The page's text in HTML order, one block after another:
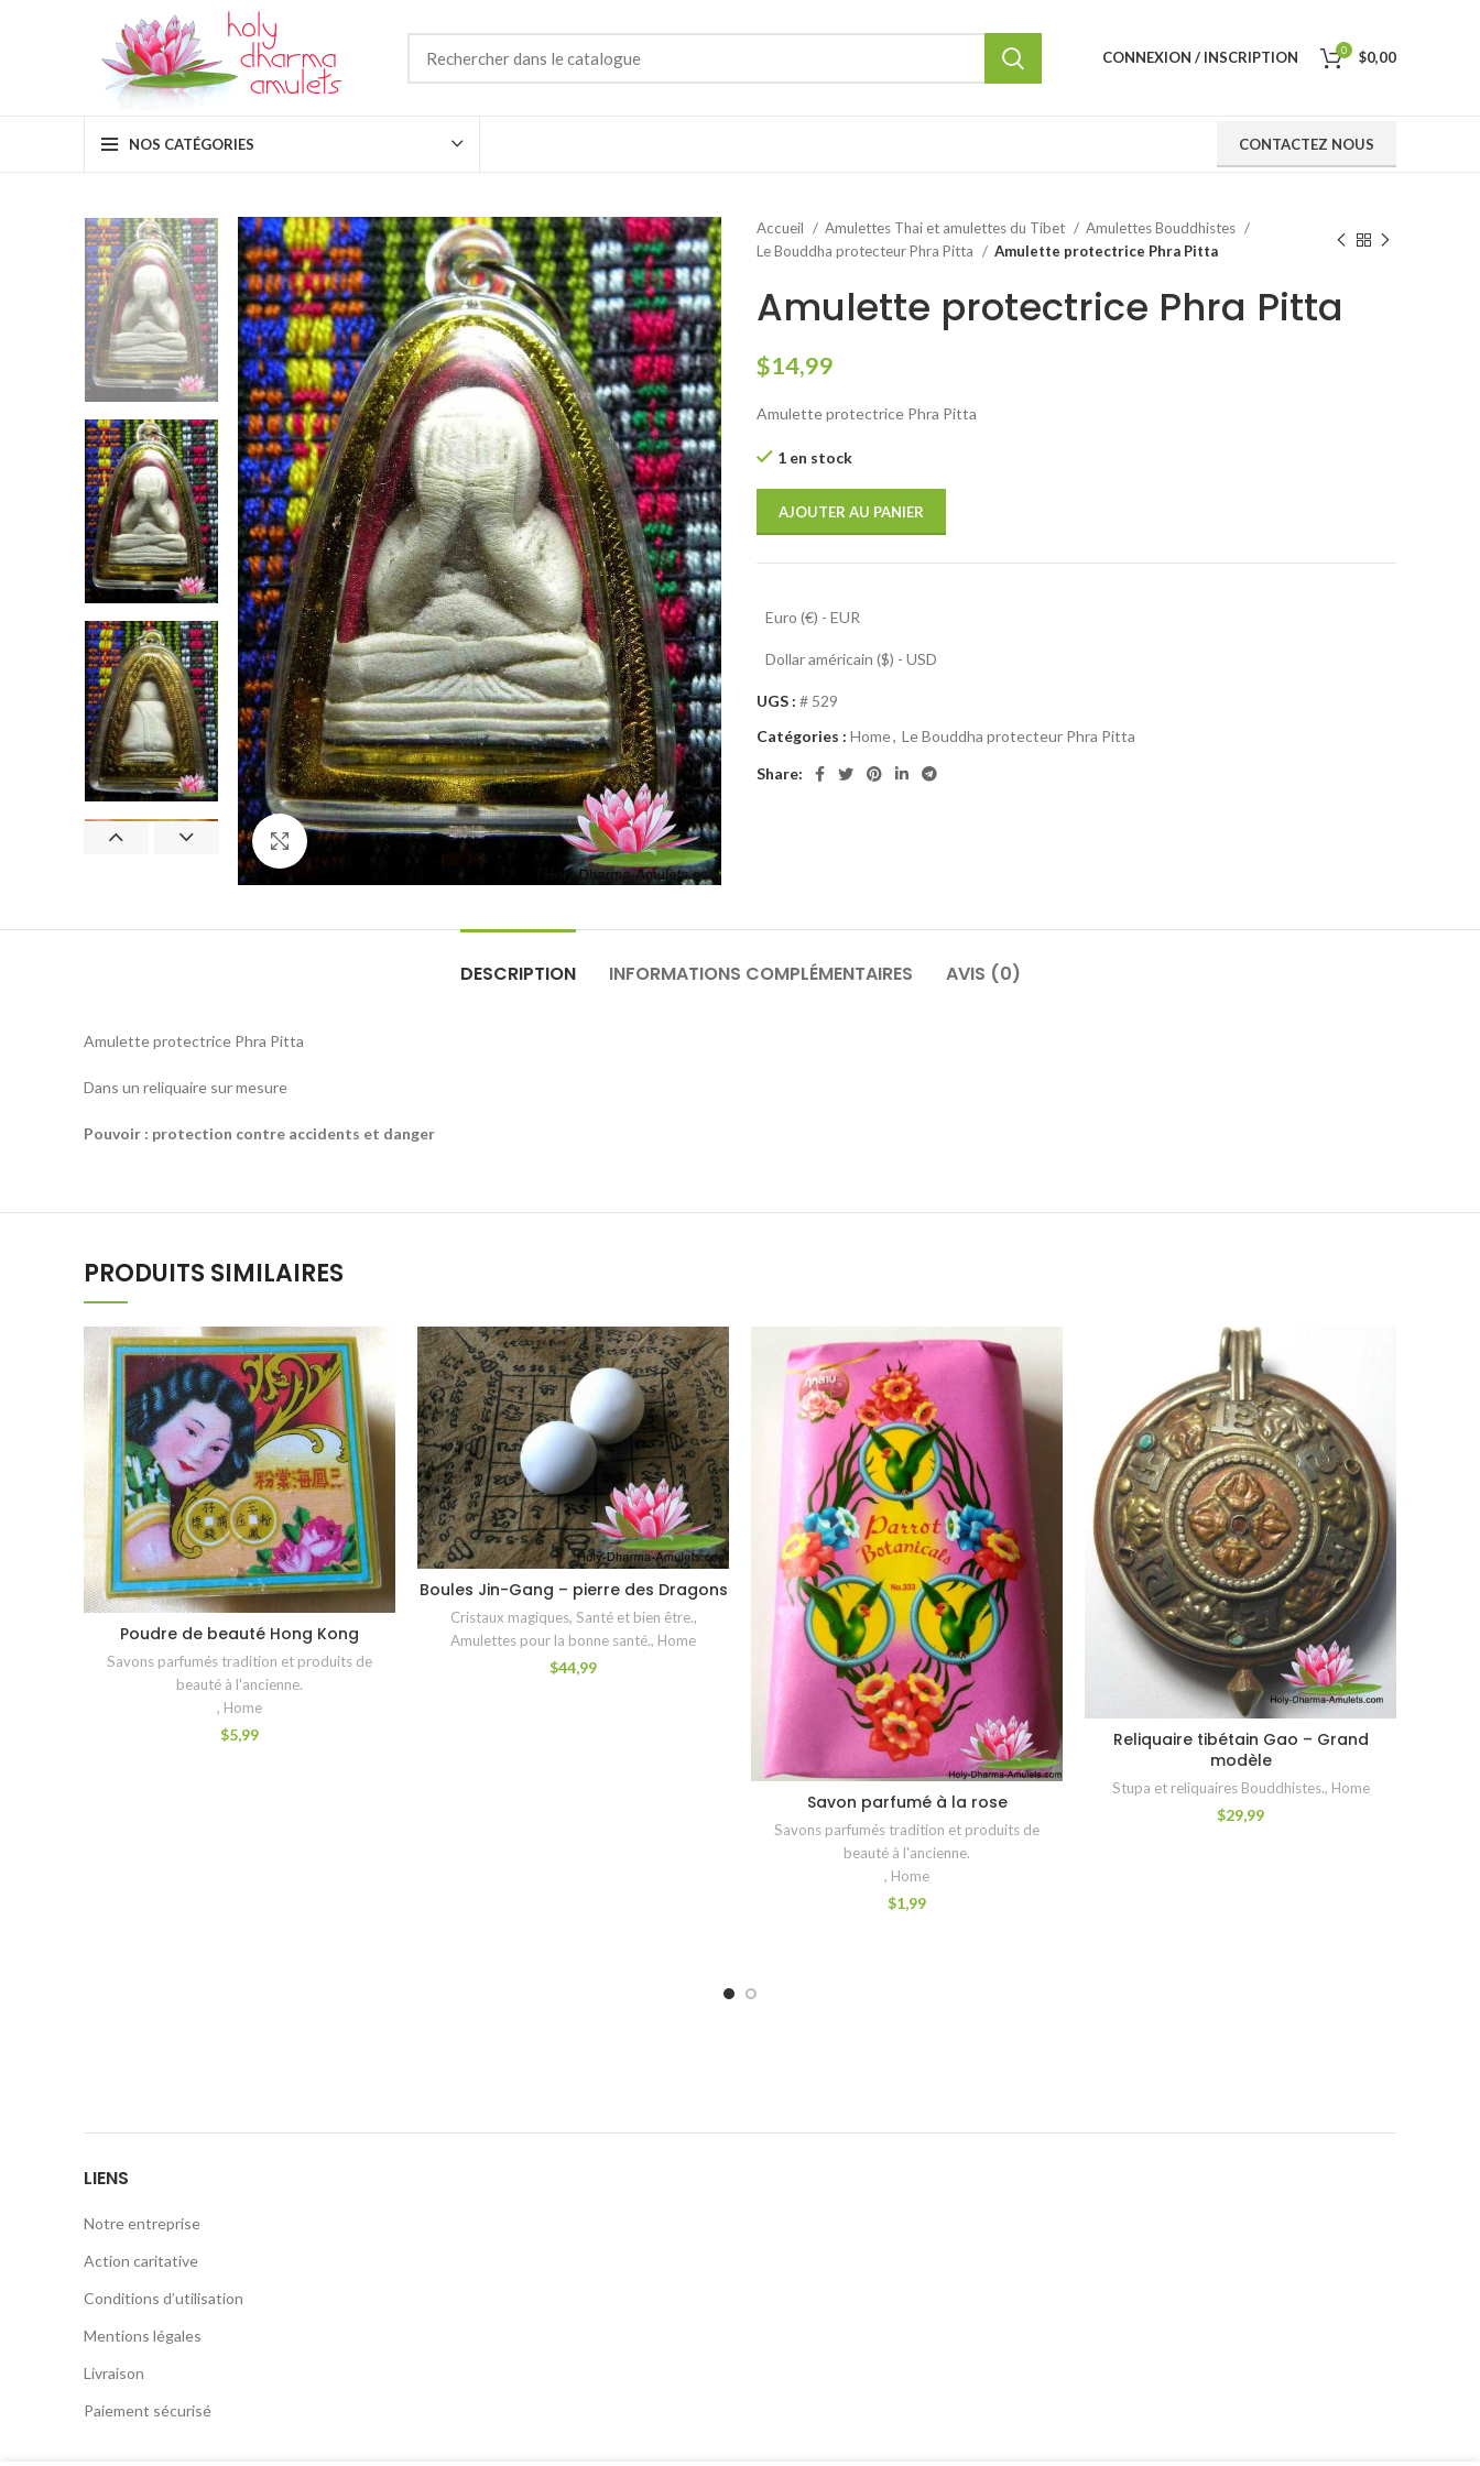
CONNEXION / INSCRIPTION 0 $0,00
NOS CATÉGORIES CONTACTEZ NOUS
Agrandir
Accueil Amulettes Thai et amulettes du Tibet
Amulettes Bouddhistes
Le Bouddha protecteur Phra Pitta
Amulette protectrice Phra Pitta
Amulette protectrice Phra Pitta
$14,99
Amulette protectrice Phra Pitta
1 en stock
AJOUTER AU PANIER
Euro (€) - EUR
Dollar américain ($) - USD
UGS : # 529
Catégories : Home, Le Bouddha protecteur Phra Pitta
Share:
DESCRIPTION INFORMATIONS COMPLÉMENTAIRES AVIS (0)
Amulette protectrice Phra Pitta
Dans un reliquaire sur mesure
Pouvoir : protection contre accidents et danger
PRODUITS SIMILAIRES
AJOUTER AU PANIER
Poudre de beauté Hong Kong
Savons parfumés tradition et produits de
beauté à l'ancienne.
, Home
$5,99
AJOUTER AU PANIER
Boules Jin-Gang – pierre des Dragons
Cristaux magiques, Santé et bien être.,
Amulettes pour la bonne santé., Home
$44,99
AJOUTER AU PANIER
Savon parfumé à la rose
Savons parfumés tradition et produits de
beauté à l'ancienne.
, Home
$1,99
AJOUTER AU PANIER
Reliquaire tibétain Gao – Grand
modèle
Stupa et reliquaires Bouddhistes., Home
$29,99
LIENS
Notre entreprise
Action caritative
Conditions d’utilisation
Mentions légales
Livraison
Paiement sécurisé